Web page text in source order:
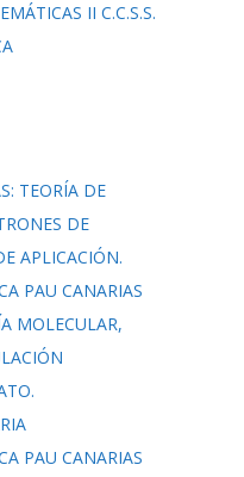
II C.C.S.S.
TEORÍA DE
DE
APLICACIÓN.
PAU CANARIAS
MOLECULAR,
PAU CANARIAS